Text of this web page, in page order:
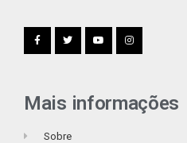
Mais informações
Sobre